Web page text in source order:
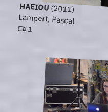
HAEIOU(2011)
Lampert, Pascal
1